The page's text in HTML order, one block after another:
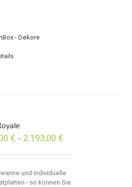
- Dekore
€ – 2.193,00 €
und individuelle
- so können Sie